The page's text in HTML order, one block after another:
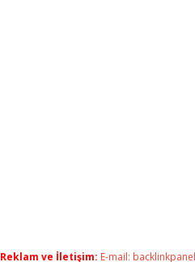
Reklam ve İletişim: E-mail: